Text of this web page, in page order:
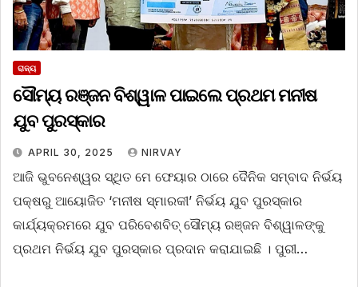
ରାଜ୍ୟ
ସୌମ୍ୟ ରଞ୍ଜନ ବିଶ୍ୱାଳ ପାଇଲେ ପ୍ରଥମ ମନୀଷ
ଯୁବ ପୁରସ୍କାର
APRIL 30, 2025 NIRVAY
ଆଜି ଭୁବନେଶ୍ୱର ସ୍ଥିତ ମେ ଫେୟାର ଠାରେ ଦୈନିକ ସମ୍ବାଦ ନିର୍ଭୟ
ପକ୍ଷରୁ ଆୟୋଜିତ ‘ମନୀଷ ସ୍ମାରକୀ’ ନିର୍ଭୟ ଯୁବ ପୁରସ୍କାର
କାର୍ଯ୍ୟକ୍ରମରେ ଯୁବ ପରିବେଶବିତ୍ ସୌମ୍ୟ ରଞ୍ଜନ ବିଶ୍ୱାଳଙ୍କୁ
ପ୍ରଥମ ନିର୍ଭୟ ଯୁବ ପୁରସ୍କାର ପ୍ରଦାନ କରାଯାଇଛି । ପୁରୀ…